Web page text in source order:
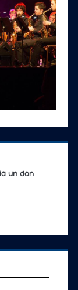
un don